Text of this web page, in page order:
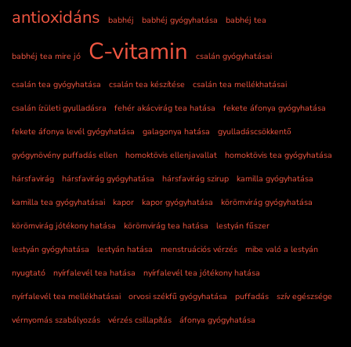
antioxidáns babhéj babhéj gyógyhatása babhéj tea
babhéj tea mire jó C-vitamin csalán gyógyhatásai
csalán tea gyógyhatása csalán tea készítése
csalán tea mellékhatásai
csalán ízületi gyulladásra
fehér akácvirág tea hatása
fekete áfonya gyógyhatása
fekete áfonya levél gyógyhatása
galagonya hatása
gyulladáscsökkentő
gyógynövény puffadás ellen
homoktövis ellenjavallat
homoktövis tea gyógyhatása
hársfavirág
hársfavirág gyógyhatása hársfavirág szirup
kamilla gyógyhatása
kamilla tea gyógyhatásai
kapor kapor gyógyhatása
körömvirág gyógyhatása
körömvirág jótékony hatása
körömvirág tea hatása
lestyán fűszer
lestyán gyógyhatása
lestyán hatása menstruációs vérzés
mibe való a lestyán
nyugtató
nyírfalevél tea hatása
nyírfalevél tea jótékony hatása
nyírfalevél tea mellékhatásai
orvosi székfű gyógyhatása puffadás
szív egészsége
vérnyomás szabályozás
vérzés csillapítás áfonya gyógyhatása